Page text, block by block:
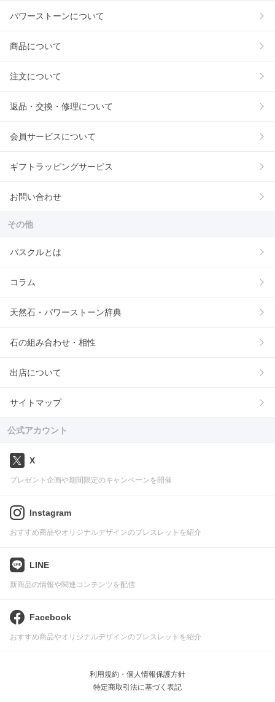
パワーストーンについて
商品について
注文について
返品・交換・修理について
会員サービスについて
ギフトラッピングサービス
お問い合わせ
その他
パスクルとは
コラム
天然石・パワーストーン辞典
石の組み合わせ・相性
出店について
サイトマップ
公式アカウント
X
プレゼント企画や期間限定のキャンペーンを開催
Instagram
おすすめ商品やオリジナルデザインのブレスレットを紹介
LINE
新商品の情報や関連コンテンツを配信
Facebook
おすすめ商品やオリジナルデザインのブレスレットを紹介
利用規約・個人情報保護方針
特定商取引法に基づく表記